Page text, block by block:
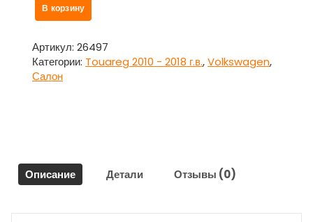
товара
багажника
боковая
правая
Volkswagen
Touareg
В корзину
Артикул: 26497
Категории: Touareg 2010 - 2018 г.в.,Volkswagen,
Салон
Описание Детали Отзывы (0)